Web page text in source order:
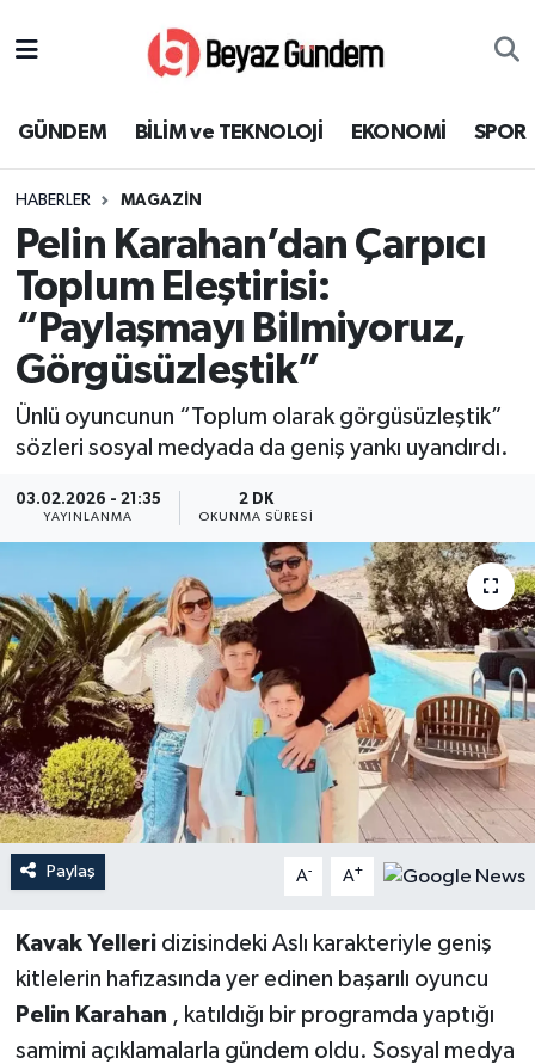
GÜNDEM BİLİM ve TEKNOLOJİ EKONOMİ SPOR
HABERLER MAGAZİN
Pelin Karahan’dan Çarpıcı
Toplum Eleştirisi:
“Paylaşmayı Bilmiyoruz,
Görgüsüzleştik”
Ünlü oyuncunun “Toplum olarak görgüsüzleştik”
sözleri sosyal medyada da geniş yankı uyandırdı.
03.02.2026 - 21:35
YAYINLANMA
2 DK
OKUNMA SÜRESI
Paylaş A- A+
Kavak Yelleridizisindeki Aslı karakteriyle geniş
kitlelerin hafızasında yer edinen başarılı oyuncu
Pelin Karahan , katıldığı bir programda yaptığı
samimi açıklamalarla gündem oldu. Sosyal medya
EKONOMİ
SPOR
SAĞLIK
EĞİTİM
KÜLTÜR SANAT
MAGAZİN
Süper Lig Puan Durumu ve Fikstür
Tüm Manşetler
Son Dakika Haberleri
Haber Arşivi